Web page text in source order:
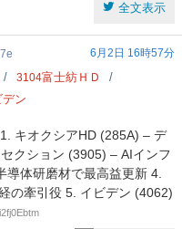
全文表示
6月2日 16時57分
3104富士紡ＨＤ
デン
キオクシアHD (285A) – デ
クション (3905) – AIインフ
体研磨材で最高益更新 4.
の牽引役 5. イビデン (4062)